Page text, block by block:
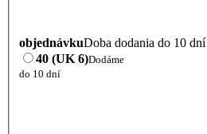
objednávkuDoba dodania do 10 dní
40 (UK 6)Dodáme
do 10 dní